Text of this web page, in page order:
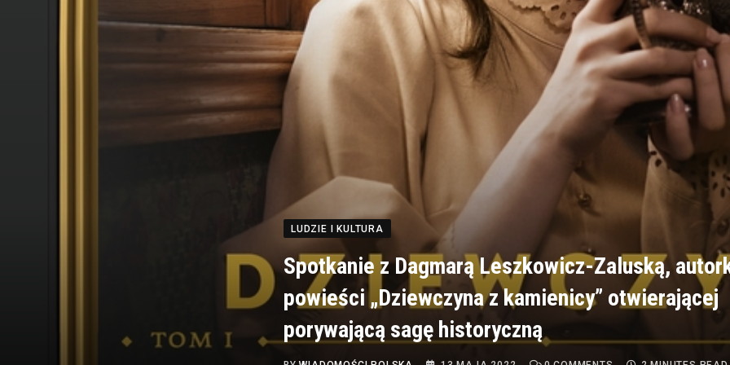
LUDZIE I KULTURA
Spotkanie z Dagmarą Leszkowicz-Zaluską,
powieści „Dziewczyna z kamienicy” otwierającej
porywającą sagę historyczną